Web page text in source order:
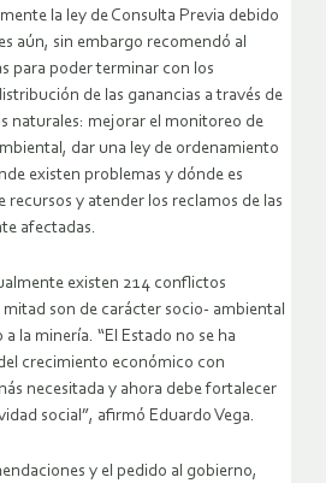
la ley de Consulta Previa debido
aún, sin embargo recomendó al
para poder terminar con los
de las ganancias a través de
naturales: mejorar el monitoreo de
dar una ley de ordenamiento
existen problemas y dónde es
recursos y atender los reclamos de las
afectadas.
existen 214 conflictos
mitad son de carácter socio- ambiental
la minería. “El Estado no se ha
crecimiento económico con
necesitada y ahora debe fortalecer
social”, afirmó Eduardo Vega.
y el pedido al gobierno,